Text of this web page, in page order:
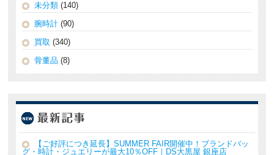
未分類 (140)
腕時計 (90)
買取 (340)
骨董品 (8)
【ご好評につき延長】SUMMER FAIR開催中！ブランドバッ
グ・時計・ジュエリーが最大10％OFF｜DS大黒屋 銀座店